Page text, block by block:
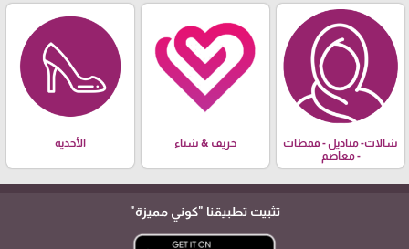
شالات- مناديل - قمطات
- معاصم
خريف & شتاء الأحذية
تثبيت تطبيقنا "كوني مميزة"